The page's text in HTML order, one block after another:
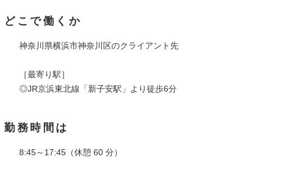
どこで働くか
神奈川県横浜市神奈川区のクライアント先
［最寄り駅］
◎JR京浜東北線「新子安駅」より徒歩6分
勤務時間は
8:45～17:45（休憩 60 分）